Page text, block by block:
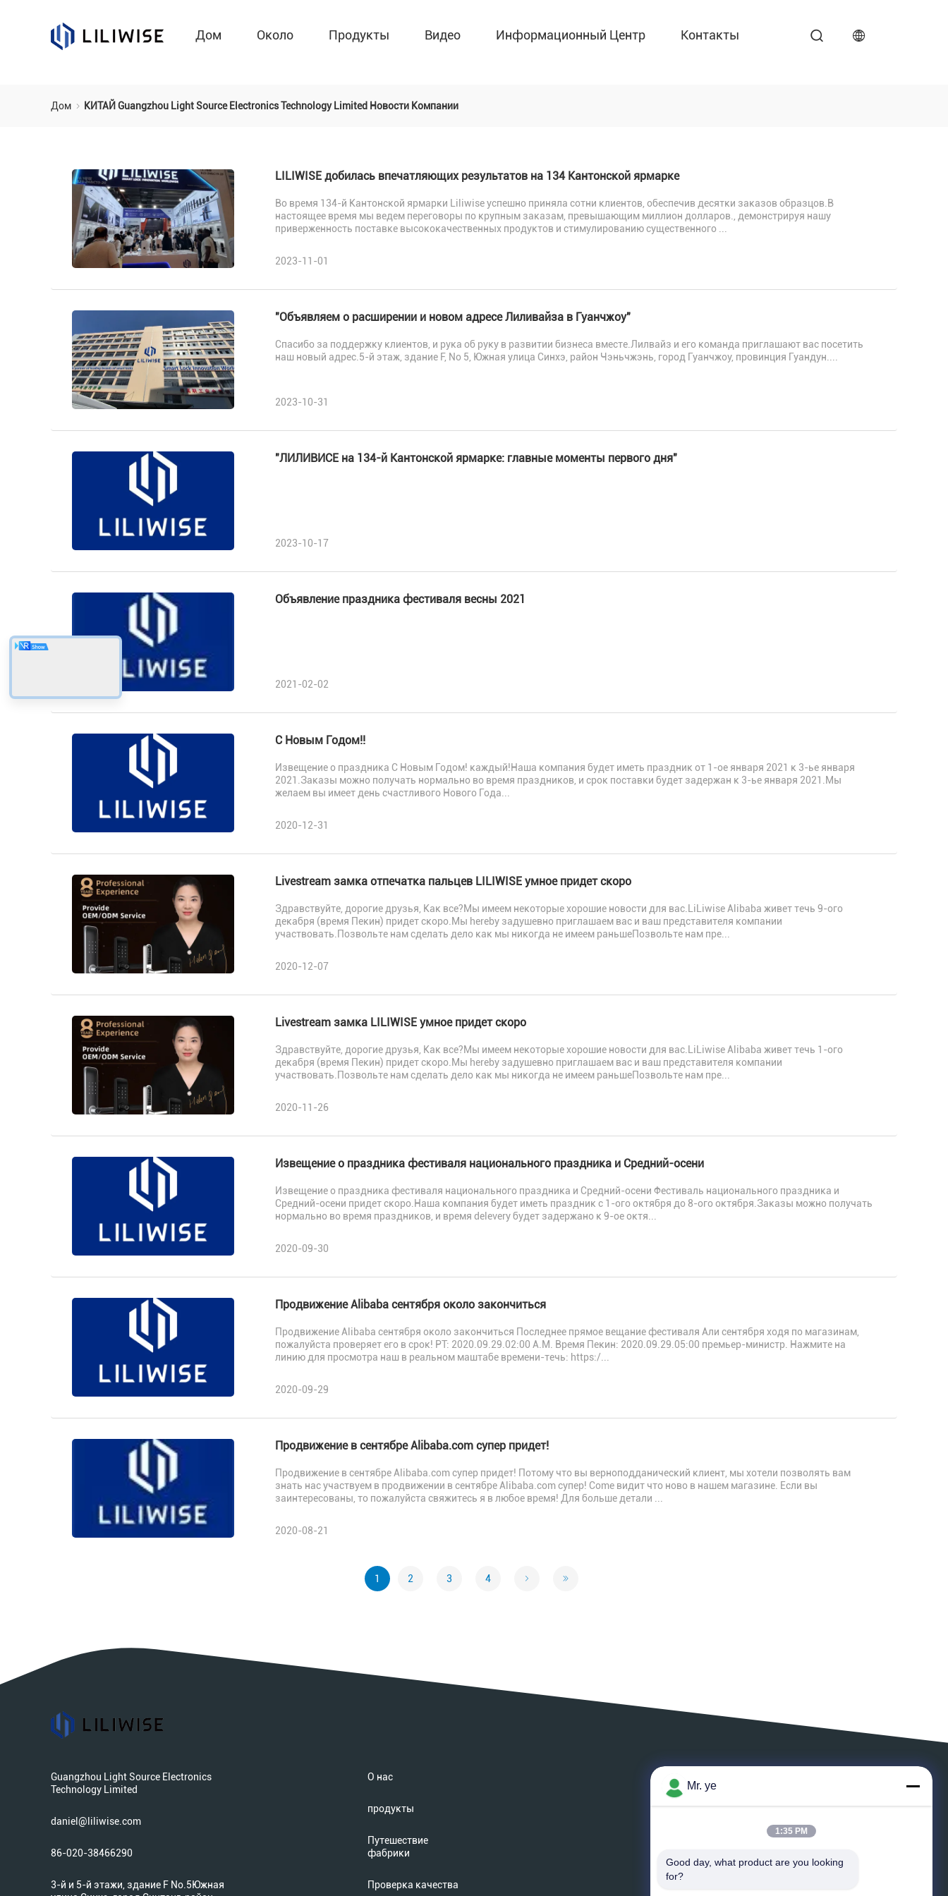
Дом Около Продукты Видео Информационный Центр Контакты
Дом КИТАЙ Guangzhou Light Source Electronics Technology Limited Новости Компании
LILIWISE добилась впечатляющих результатов на 134 Кантонской ярмарке
Во время 134-й Кантонской ярмарки Liliwise успешно приняла сотни клиентов, обеспечив десятки заказов образцов.В
настоящее время мы ведем переговоры по крупным заказам, превышающим миллион долларов., демонстрируя нашу
приверженность поставке высококачественных продуктов и стимулированию существенного ...
2023-11-01
"Объявляем о расширении и новом адресе Лиливайза в Гуанчжоу"
Спасибо за поддержку клиентов, и рука об руку в развитии бизнеса вместе.Лилвайз и его команда приглашают вас посетить
наш новый адрес.5-й этаж, здание F, No 5, Южная улица Синхэ, район Чэньчжэнь, город Гуанчжоу, провинция Гуандун....
2023-10-31
"ЛИЛИВИСЕ на 134-й Кантонской ярмарке: главные моменты первого дня"
2023-10-17
Объявление праздника фестиваля весны 2021
2021-02-02
С Новым Годом!!
Извещение о праздника С Новым Годом! каждый!Наша компания будет иметь праздник от 1-ое января 2021 к 3-ье января
2021.Заказы можно получать нормально во время праздников, и срок поставки будет задержан к 3-ье января 2021.Мы
желаем вы имеет день счастливого Нового Года...
2020-12-31
Livestream замка отпечатка пальцев LILIWISE умное придет скоро
Здравствуйте, дорогие друзья, Как все?Мы имеем некоторые хорошие новости для вас.LiLiwise Alibaba живет течь 9-ого
декабря (время Пекин) придет скоро.Мы hereby задушевно приглашаем вас и ваш представителя компании
участвовать.Позвольте нам сделать дело как мы никогда не имеем раньшеПозвольте нам пре...
2020-12-07
Livestream замка LILIWISE умное придет скоро
Здравствуйте, дорогие друзья, Как все?Мы имеем некоторые хорошие новости для вас.LiLiwise Alibaba живет течь 1-ого
декабря (время Пекин) придет скоро.Мы hereby задушевно приглашаем вас и ваш представителя компании
участвовать.Позвольте нам сделать дело как мы никогда не имеем раньшеПозвольте нам пре...
2020-11-26
Извещение о праздника фестиваля национального праздника и Средний-осени
Извещение о праздника фестиваля национального праздника и Средний-осени Фестиваль национального праздника и
Средний-осени придет скоро.Наша компания будет иметь праздник с 1-ого октября до 8-ого октября.Заказы можно получать
нормально во время праздников, и время delevery будет задержано к 9-ое октя...
2020-09-30
Продвижение Alibaba сентября около закончиться
Продвижение Alibaba сентября около закончиться Последнее прямое вещание фестиваля Али сентября ходя по магазинам,
пожалуйста проверяет его в срок! PT: 2020.09.29.02:00 A.M. Время Пекин: 2020.09.29.05:00 премьер-министр. Нажмите на
линию для просмотра наш в реальном маштабе времени-течь: https:/...
2020-09-29
Продвижение в сентябре Alibaba.com супер придет!
Продвижение в сентябре Alibaba.com супер придет! Потому что вы верноподданический клиент, мы хотели позволять вам
знать нас участвуем в продвижении в сентябре Alibaba.com супер! Come видит что ново в нашем магазине. Если вы
заинтересованы, то пожалуйста свяжитесь я в любое время! Для больше детали ...
2020-08-21
1 2 3 4
Guangzhou Light Source Electronics
Technology Limited
daniel@liliwise.com
86-020-38466290
3-й и 5-й этажи, здание F No.5Южная
О нас
продукты
Путешествие
фабрики
Проверка качества
*Электронная почта
Представьте
Mr. ye
1:35 PM
Good day, what product are you looking
for?